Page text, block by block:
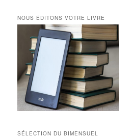
NOUS ÉDITONS VOTRE LIVRE
SÉLECTION DU BIMENSUEL